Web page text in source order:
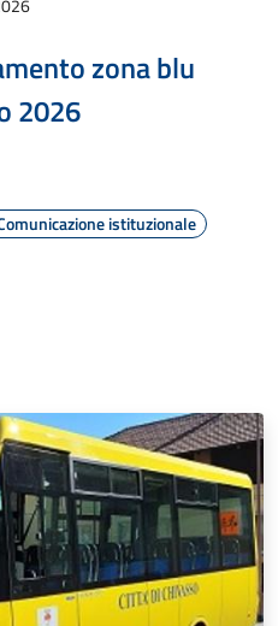
zona blu
2026
istituzionale